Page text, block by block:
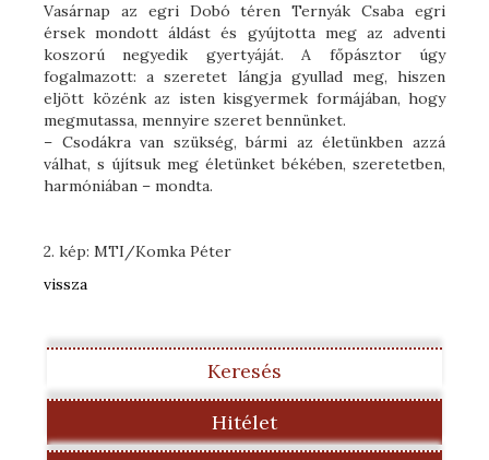
Vasárnap az egri Dobó téren Ternyák Csaba egri
érsek mondott áldást és gyújtotta meg az adventi
koszorú negyedik gyertyáját. A főpásztor úgy
fogalmazott: a szeretet lángja gyullad meg, hiszen
eljött közénk az isten kisgyermek formájában, hogy
megmutassa, mennyire szeret bennünket.
– Csodákra van szükség, bármi az életünkben azzá
válhat, s újítsuk meg életünket békében, szeretetben,
harmóniában – mondta.
2. kép: MTI/Komka Péter
vissza
Keresés
Hitélet